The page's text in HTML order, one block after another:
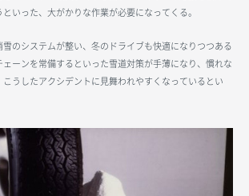
いった、大がかりな作業が必要になってくる。
のシステムが整い、冬のドライブも快適になりつつある
ェーンを常備するといった雪道対策が手薄になり、慣れな
こうしたアクシデントに見舞われやすくなっているとい